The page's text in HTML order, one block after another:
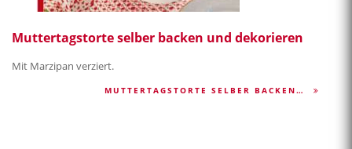
Muttertagstorte selber backen und dekorieren
Mit Marzipan verziert.
MUTTERTAGSTORTE SELBER BACKEN…